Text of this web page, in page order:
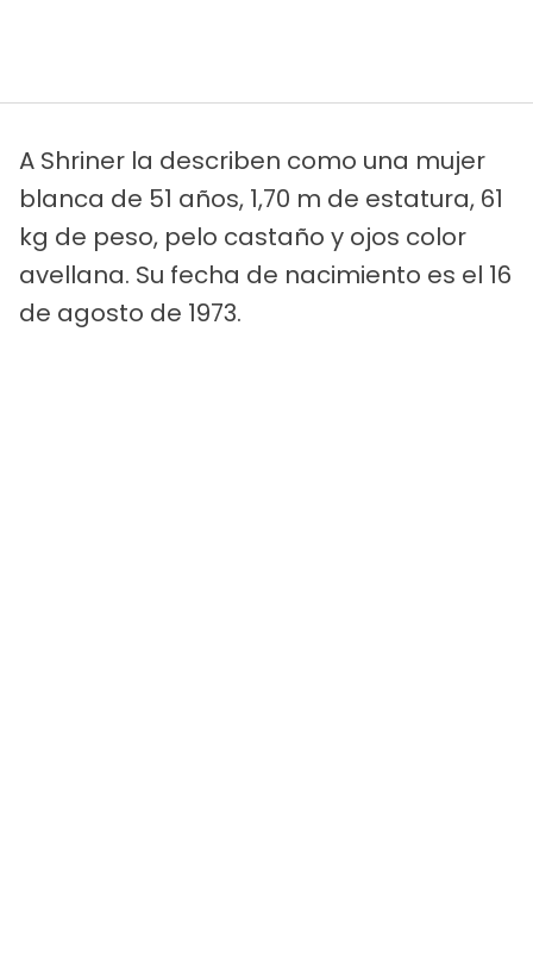
A Shriner la describen como una mujer
blanca de 51 años, 1,70 m de estatura, 61
kg de peso, pelo castaño y ojos color
avellana. Su fecha de nacimiento es el 16
de agosto de 1973.